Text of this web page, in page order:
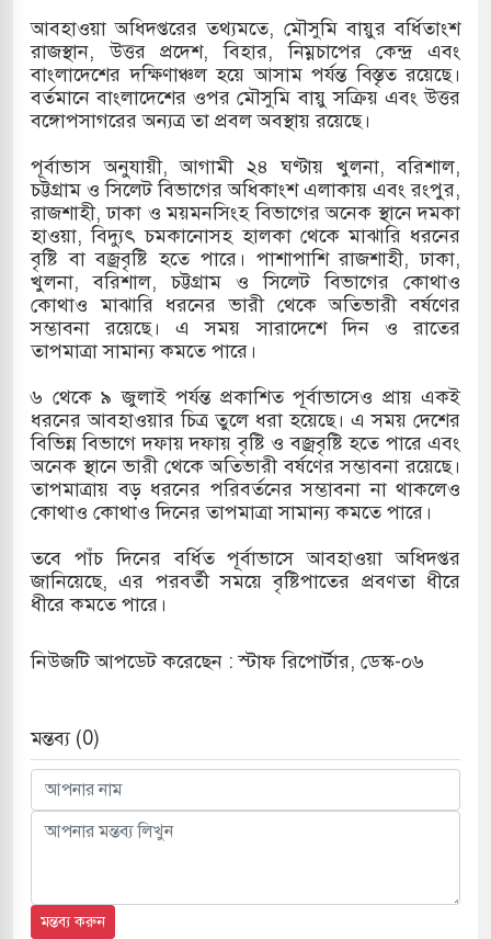
পাহাড়ি ঢলে ফুঁসে উঠেছে তিস্তা
মুক্তির দাবিতে পাকিস্তানজুড়ে পিটিআইয়ের আজ
কোরিয়ার ক্ষেপণাস্ত্র ইউনিট মোতায়েন করা হয়েছে:
আবহাওয়া অধিদপ্তরের তথ্যমতে, মৌসুমি বায়ুর বর্ধিতাংশ
রাজস্থান, উত্তর প্রদেশ, বিহার, নিম্নচাপের কেন্দ্র এবং
বাংলাদেশের দক্ষিণাঞ্চল হয়ে আসাম পর্যন্ত বিস্তৃত রয়েছে।
বর্তমানে বাংলাদেশের ওপর মৌসুমি বায়ু সক্রিয় এবং উত্তর
বঙ্গোপসাগরের অন্যত্র তা প্রবল অবস্থায় রয়েছে।
পূর্বাভাস অনুযায়ী, আগামী ২৪ ঘণ্টায় খুলনা, বরিশাল,
চট্টগ্রাম ও সিলেট বিভাগের অধিকাংশ এলাকায় এবং রংপুর,
রাজশাহী, ঢাকা ও ময়মনসিংহ বিভাগের অনেক স্থানে দমকা
হাওয়া, বিদ্যুৎ চমকানোসহ হালকা থেকে মাঝারি ধরনের
বৃষ্টি বা বজ্রবৃষ্টি হতে পারে। পাশাপাশি রাজশাহী, ঢাকা,
খুলনা, বরিশাল, চট্টগ্রাম ও সিলেট বিভাগের কোথাও
কোথাও মাঝারি ধরনের ভারী থেকে অতিভারী বর্ষণের
সম্ভাবনা রয়েছে। এ সময় সারাদেশে দিন ও রাতের
তাপমাত্রা সামান্য কমতে পারে।
৬ থেকে ৯ জুলাই পর্যন্ত প্রকাশিত পূর্বাভাসেও প্রায় একই
ধরনের আবহাওয়ার চিত্র তুলে ধরা হয়েছে। এ সময় দেশের
বিভিন্ন বিভাগে দফায় দফায় বৃষ্টি ও বজ্রবৃষ্টি হতে পারে এবং
অনেক স্থানে ভারী থেকে অতিভারী বর্ষণের সম্ভাবনা রয়েছে।
তাপমাত্রায় বড় ধরনের পরিবর্তনের সম্ভাবনা না থাকলেও
কোথাও কোথাও দিনের তাপমাত্রা সামান্য কমতে পারে।
তবে পাঁচ দিনের বর্ধিত পূর্বাভাসে আবহাওয়া অধিদপ্তর
জানিয়েছে, এর পরবর্তী সময়ে বৃষ্টিপাতের প্রবণতা ধীরে
ধীরে কমতে পারে।
নিউজটি আপডেট করেছেন : স্টাফ রিপোর্টার, ডেস্ক-০৬
মন্তব্য (0)
মন্তব্য করুন